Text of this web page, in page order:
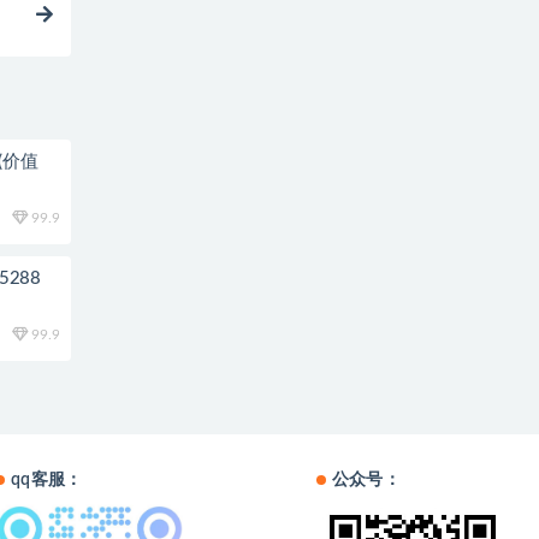
值
99.9
99.9
qq客服： 公众号：